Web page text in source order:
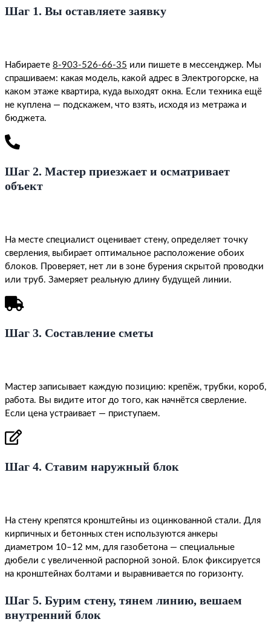
Шаг 1. Вы оставляете заявку
Набираете 8-903-526-66-35 или пишете в мессенджер. Мы
спрашиваем: какая модель, какой адрес в Электрогорске, на
каком этаже квартира, куда выходят окна. Если техника ещё
не куплена — подскажем, что взять, исходя из метража и
бюджета.
Шаг 2. Мастер приезжает и осматривает
объект
На месте специалист оценивает стену, определяет точку
сверления, выбирает оптимальное расположение обоих
блоков. Проверяет, нет ли в зоне бурения скрытой проводки
или труб. Замеряет реальную длину будущей линии.
Шаг 3. Составление сметы
Мастер записывает каждую позицию: крепёж, трубки, короб,
работа. Вы видите итог до того, как начнётся сверление.
Если цена устраивает — приступаем.
Шаг 4. Ставим наружный блок
На стену крепятся кронштейны из оцинкованной стали. Для
кирпичных и бетонных стен используются анкеры
диаметром 10–12 мм, для газобетона — специальные
дюбели с увеличенной распорной зоной. Блок фиксируется
на кронштейнах болтами и выравнивается по горизонту.
Шаг 5. Бурим стену, тянем линию, вешаем
внутренний блок